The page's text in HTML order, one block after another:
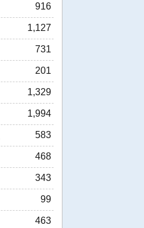
916
1,127
731
201
1,329
1,994
583
468
343
99
463